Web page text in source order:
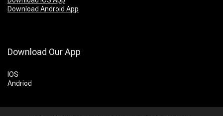
Download Android App
Download Our App
IOS
Andriod